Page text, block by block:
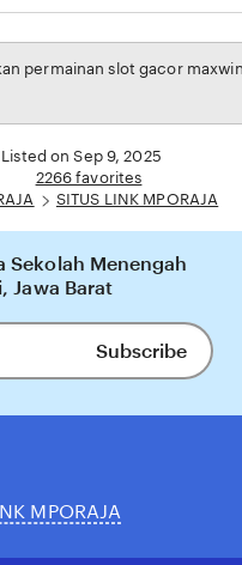
permainan slot gacor
Listed on Sep 9, 2025
2266 favorites
SITUS LINK MPORAJA
Sekolah Menengah
Jawa Barat
Subscribe
MPORAJA